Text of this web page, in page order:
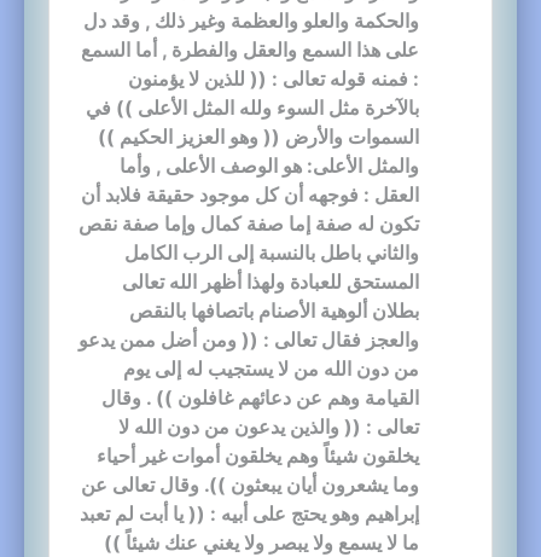
والحكمة والعلو والعظمة وغير ذلك , وقد دل
على هذا السمع والعقل والفطرة , أما السمع
: فمنه قوله تعالى : (( للذين لا يؤمنون
بالآخرة مثل السوء ولله المثل الأعلى )) في
السموات والأرض (( وهو العزيز الحكيم ))
والمثل الأعلى: هو الوصف الأعلى , وأما
العقل : فوجهه أن كل موجود حقيقة فلابد أن
تكون له صفة إما صفة كمال وإما صفة نقص
والثاني باطل بالنسبة إلى الرب الكامل
المستحق للعبادة ولهذا أظهر الله تعالى
بطلان ألوهية الأصنام باتصافها بالنقص
والعجز فقال تعالى : (( ومن أضل ممن يدعو
من دون الله من لا يستجيب له إلى يوم
القيامة وهم عن دعائهم غافلون )) . وقال
تعالى : (( والذين يدعون من دون الله لا
يخلقون شيئاً وهم يخلقون أموات غير أحياء
وما يشعرون أيان يبعثون )). وقال تعالى عن
إبراهيم وهو يحتج على أبيه : (( يا أبت لم تعبد
ما لا يسمع ولا يبصر ولا يغني عنك شيئاً ))